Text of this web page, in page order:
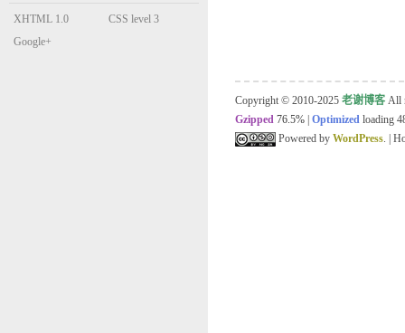
XHTML 1.0
Transitional
CSS level 3
Google+
Copyright © 2010-2025 老谢博客 All
Gzipped 76.5% Optimized loading
Powered by WordPress. |